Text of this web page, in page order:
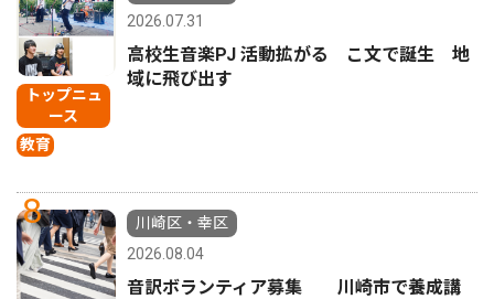
トップニュ
ース
教育
2026.07.31
高校生音楽PJ 活動拡がる こ文で誕生 地
域に飛び出す
8
川崎区・幸区
2026.08.04
音訳ボランティア募集 川崎市で養成講